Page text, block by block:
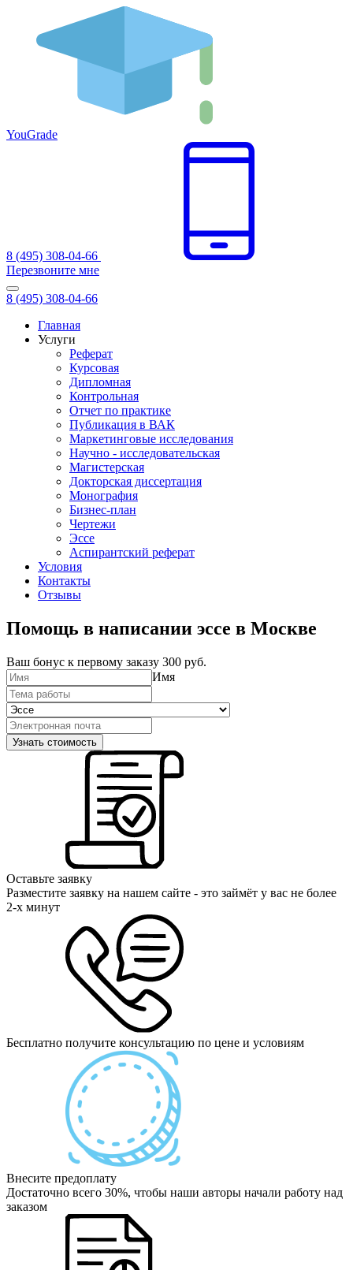
YouGrade
8 (495) 308-04-66
Перезвоните мне
8 (495) 308-04-66
Главная
Услуги
Реферат
Курсовая
Дипломная
Контрольная
Отчет по практике
Публикация в ВАК
Маркетинговые исследования
Научно - исследовательская
Магистерская
Докторская диссертация
Монография
Бизнес-план
Чертежи
Эссе
Аспирантский реферат
Условия
Контакты
Отзывы
Помощь в написании эссе в Москве
Ваш бонус к первому заказу 300 руб.
Имя
Оставьте заявку
Разместите заявку на нашем сайте - это займёт у вас не более
2-х минут
Бесплатно получите консультацию по цене и условиям
Внесите предоплату
Достаточно всего 30%, чтобы наши авторы начали работу над
заказом